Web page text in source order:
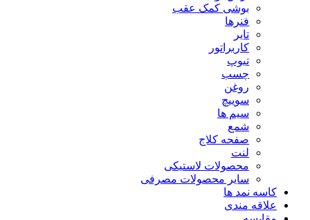
بوشی کمک عقب
فنرها
تایر
کاربراتور
تیوپ
چسب
روغن
سوییچ
سیم ها
شمع
صفحه کلاج
لنت
محصولات لاستیکی
سایر محصولات مصرفی
کاسه نمد ها
علاقه مندی